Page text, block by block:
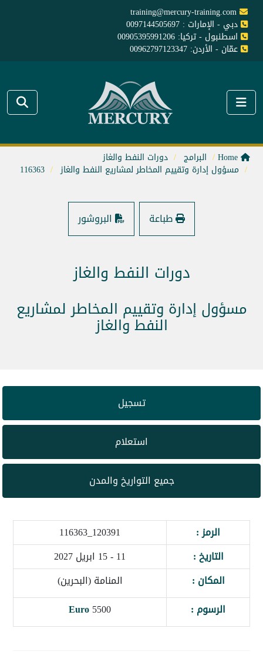
training@mercury-training.com
دبي - الإمارات : 0097144505697
اسطنبول - تركيا: 00905395991206
عمّان - الأردن: 00962797123347
البرامج دورات النفط والغاز
مسؤول إدارة وتقييم المخاطر لمشاريع النفط والغاز 116363
طباعة البروشور
دورات النفط والغاز
مسؤول إدارة وتقييم المخاطر لمشاريع
النفط والغاز
تسجيل
استعلام
جميع التواريخ والمدن
الرمز :
120391_116363
التاريخ :
11 - 15 ابريل 2027
المكان :
المنامة (البحرين)
الرسوم :
5500
Euro